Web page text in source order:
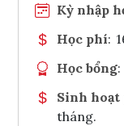
Kỳ nhập
Học phí:
Học bổng:
Sinh hoạt
tháng.